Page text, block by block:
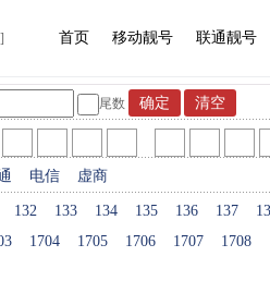
首页 移动靓号 联通靓号
尾数
电信 虚商
132 133 134 135 136 137
1704 1705 1706 1707 1708